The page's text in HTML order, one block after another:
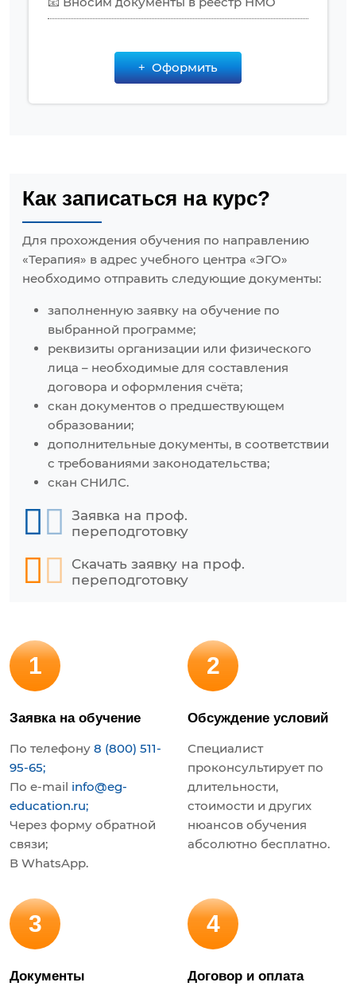
Оформить
Как записаться на курс?
Для прохождения обучения по направлению
«Терапия» в адрес учебного центра «ЭГО»
необходимо отправить следующие документы:
заполненную заявку на обучение по
выбранной программе;
реквизиты организации или физического
лица – необходимые для составления
договора и оформления счёта;
скан документов о предшествующем
образовании;
дополнительные документы, в соответствии
с требованиями законодательства;
скан СНИЛС.
Заявка на проф.
переподготовку
Скачать заявку на проф.
переподготовку
1
Заявка на обучение
По телефону 8 (800) 511-
95-65;
По e-mail info@eg-
education.ru;
Через форму обратной
связи;
В WhatsApp.
2
Обсуждение условий
Специалист
проконсультирует по
длительности,
стоимости и других
нюансов обучения
абсолютно бесплатно.
3
Документы
4
Договор и оплата